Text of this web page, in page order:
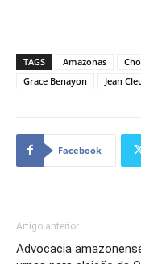
TAGS Amazonas
Grace Benayon
Jean
Facebook
Artigo anterior
Advocacia